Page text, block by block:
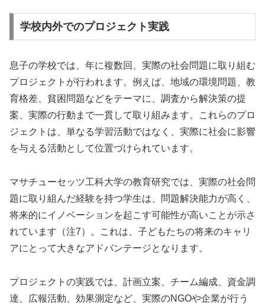
学校内外でのプロジェクト実践
息子の学校では、年に複数回、実際の社会問題に取り組む
プロジェクトが行われます。例えば、地域の環境問題、教
育格差、貧困問題などをテーマに、調査から解決策の提
案、実際の行動まで一貫して取り組みます。これらのプロ
ジェクトは、単なる学習活動ではなく、実際に社会に影響
を与える活動として位置づけられています。
マサチューセッツ工科大学の教育研究では、実際の社会問
題に取り組んだ経験を持つ学生は、問題解決能力が高く、
将来的にイノベーションを起こす可能性が高いことが示さ
れています（注7）。これは、子どもたちの将来のキャリ
アにとって大きなアドバンテージとなります。
プロジェクトの実践では、計画立案、チーム編成、資金調
達、広報活動、効果測定など、実際のNGOや企業が行う